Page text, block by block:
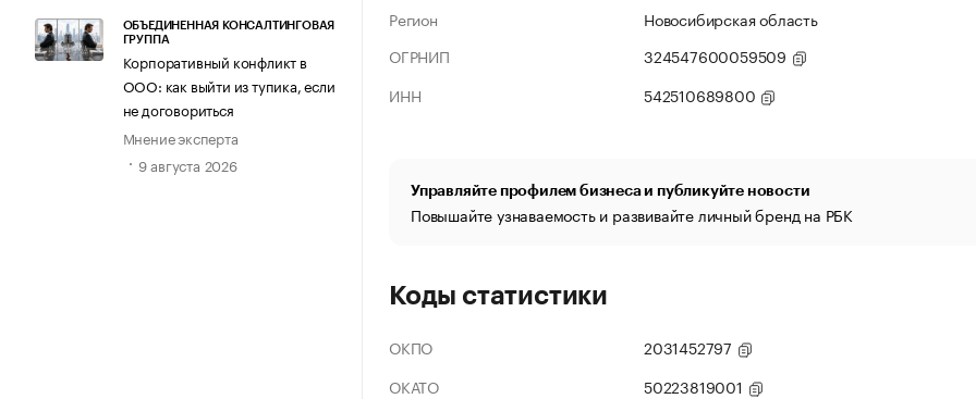
ОБЪЕДИНЕННАЯ КОНСАЛТИНГОВАЯ
ГРУППА
Корпоративный конфликт в
ООО: как выйти из тупика, если
не договориться
Мнение эксперта
9 августа 2026
Регион
Новосибирская область
ОГРНИП
324547600059509
ИНН
542510689800
Управляйте профилем бизнеса и публикуйте новости
Повышайте узнаваемость и развивайте личный бренд на РБК
Коды статистики
ОКПО
2031452797
ОКАТО
50223819001